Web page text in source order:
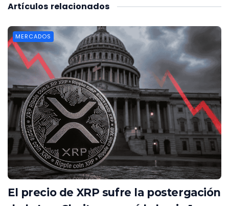
relacionados
Artículos
MERCADOS
El precio de XRP sufre la postergación